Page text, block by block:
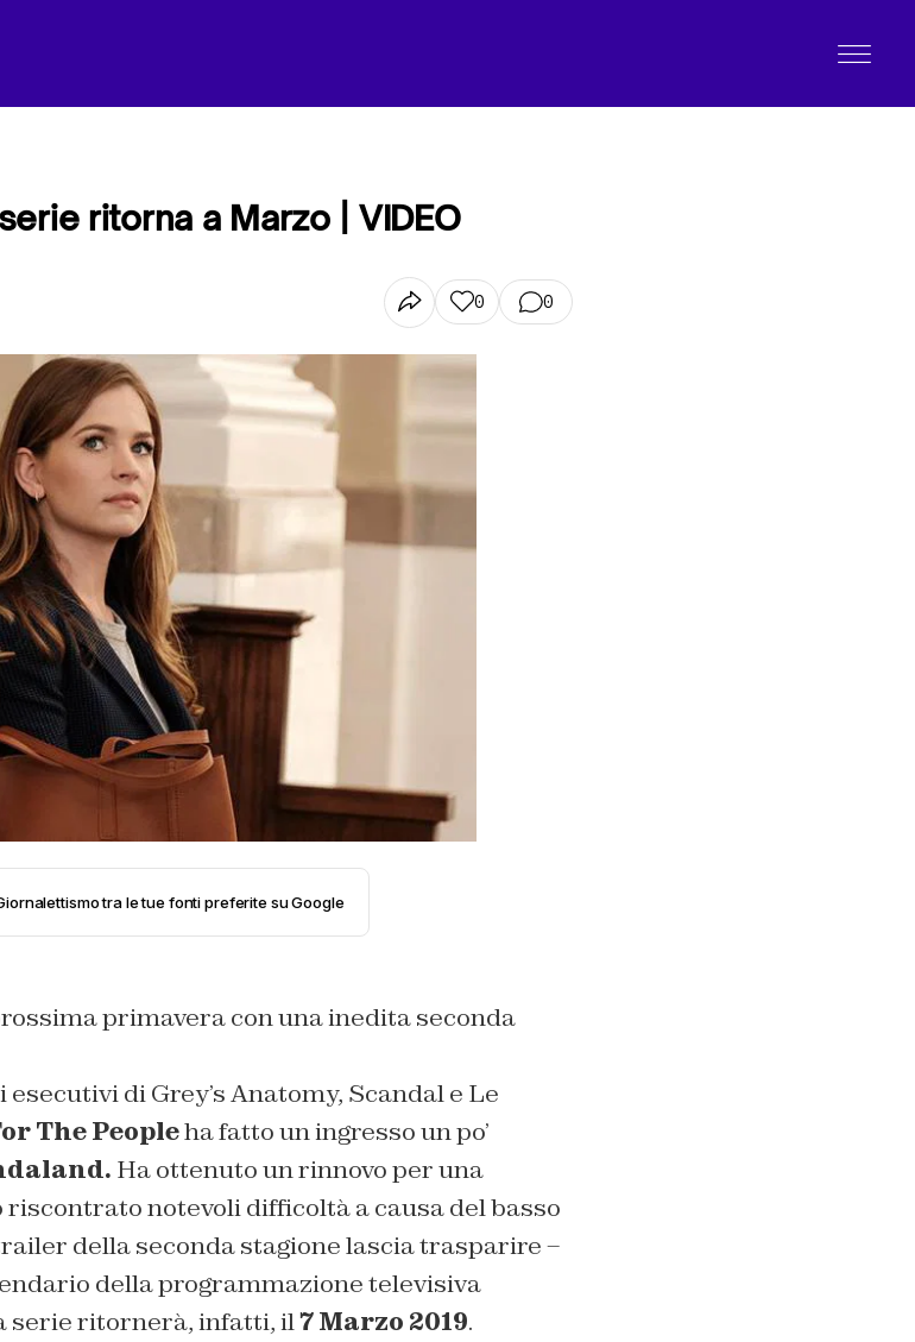
ritorna a Marzo | VIDEO
0 0
tra le tue fonti preferite su Google
primavera con una inedita seconda
di Grey’s Anatomy, Scandal e Le
The Peopleha fatto un ingresso un po’
Ha ottenuto un rinnovo per una
riscontrato notevoli difficoltà a causa del basso
della seconda stagione lascia trasparire –
della programmazione televisiva
serie ritornerà, infatti, il7 Marzo 2019.